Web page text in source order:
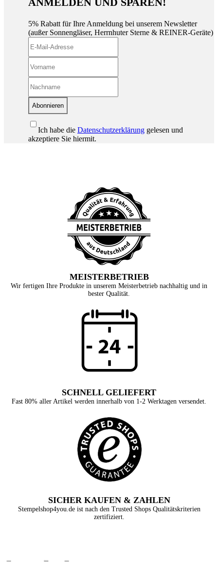
5% Rabatt für Ihre Anmeldung bei unserem Newsletter
(außer Sonnengläser, Herrnhuter Sterne & REINER-Geräte)
Abonnieren
Ich habe die Datenschutzerklärung gelesen und
akzeptiere Sie hiermit.
MEISTERBETRIEB
Wir fertigen Ihre Produkte in unserem Meisterbetrieb nachhaltig und in
bester Qualität.
SCHNELL GELIEFERT
Fast 80% aller Artikel werden innerhalb von 1-2 Werktagen versendet.
SICHER KAUFEN & ZAHLEN
Stempelshop4you.de ist nach den Trusted Shops Qualitätskriterien
zertifiziert.